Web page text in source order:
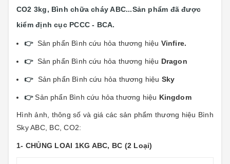
CO2 3kg, Bình chữa cháy ABC...Sản phẩm đã được
kiểm định cục PCCC - BCA.
👉 Sản phẩn Bình cứu hỏa thương hiệu Vinfire.
👉 Sản phẩn Bình cứu hỏa thương hiệu Dragon
👉 Sản phẩn Bình cứu hỏa thương hiệu Sky
👉Sản phẩn Bình cứu hỏa thương hiệu Kingdom
Hình ảnh, thông số và giá các sản phẩm thương hiệu Bình
Sky ABC, BC, CO2:
1- CHỦNG LOAI 1KG ABC, BC (2 Loại)